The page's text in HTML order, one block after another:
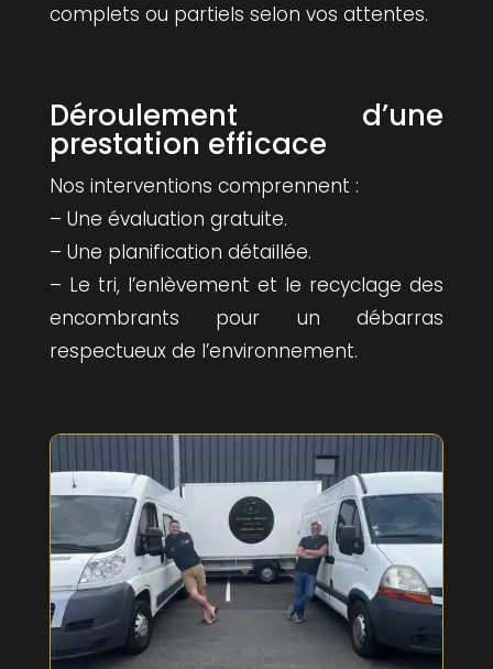
complets ou partiels selon vos attentes.
Déroulement d’une
prestation efficace
Nos interventions comprennent :
– Une évaluation gratuite.
– Une planification détaillée.
– Le tri, l’enlèvement et le recyclage des
encombrants pour un débarras
respectueux de l’environnement.